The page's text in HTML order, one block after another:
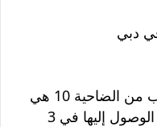
في دبي
واحدة من أقرب المدارس بالقرب من الضاحية 10 هي
مدرسة JSS الدولية، والتي يمكن الوصول إليها في 3